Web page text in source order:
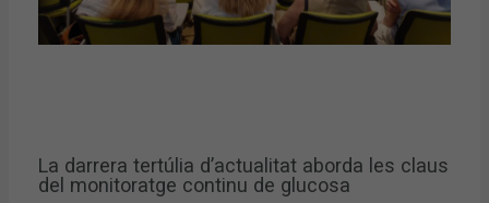
La darrera tertúlia d’actualitat aborda les claus
del monitoratge continu de glucosa